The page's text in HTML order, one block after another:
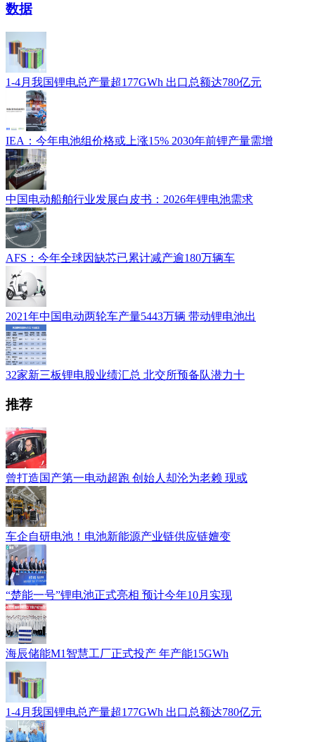
数据
1-4月我国锂电总产量超177GWh 出口总额达780亿元
IEA：今年电池组价格或上涨15% 2030年前锂产量需增
中国电动船舶行业发展白皮书：2026年锂电池需求
AFS：今年全球因缺芯已累计减产逾180万辆车
2021年中国电动两轮车产量5443万辆 带动锂电池出
32家新三板锂电股业绩汇总 北交所预备队潜力十
推荐
曾打造国产第一电动超跑 创始人却沦为老赖 现或
车企自研电池！电池新能源产业链供应链嬗变
“楚能一号”锂电池正式亮相 预计今年10月实现
海辰储能M1智慧工厂正式投产 年产能15GWh
1-4月我国锂电总产量超177GWh 出口总额达780亿元